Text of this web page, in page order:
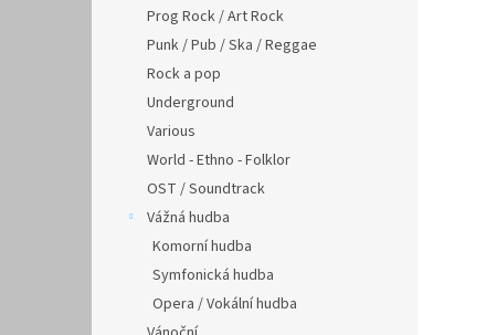
Prog Rock / Art Rock
Punk / Pub / Ska / Reggae
Rock a pop
Underground
Various
World - Ethno - Folklor
OST / Soundtrack
Vážná hudba
Komorní hudba
Symfonická hudba
Opera / Vokální hudba